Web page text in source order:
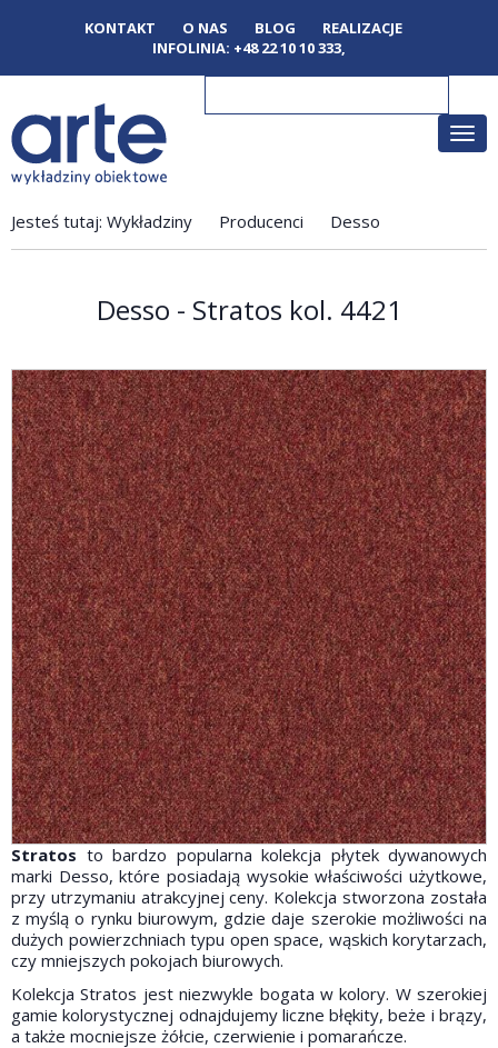
KONTAKT O NAS BLOG
REALIZACJE
INFOLINIA: +48 22 10 10 333,
Jesteś tutaj: Wykładziny Producenci Desso
Desso - Stratos kol. 4421
Stratos to bardzo popularna kolekcja płytek dywanowych
marki Desso, które posiadają wysokie właściwości użytkowe,
przy utrzymaniu atrakcyjnej ceny. Kolekcja stworzona została
z myślą o rynku biurowym, gdzie daje szerokie możliwości na
dużych powierzchniach typu open space, wąskich korytarzach,
czy mniejszych pokojach biurowych.
Kolekcja Stratos jest niezwykle bogata w kolory. W szerokiej
gamie kolorystycznej odnajdujemy liczne błękity, beże i brązy,
a także mocniejsze żółcie, czerwienie i pomarańcze.